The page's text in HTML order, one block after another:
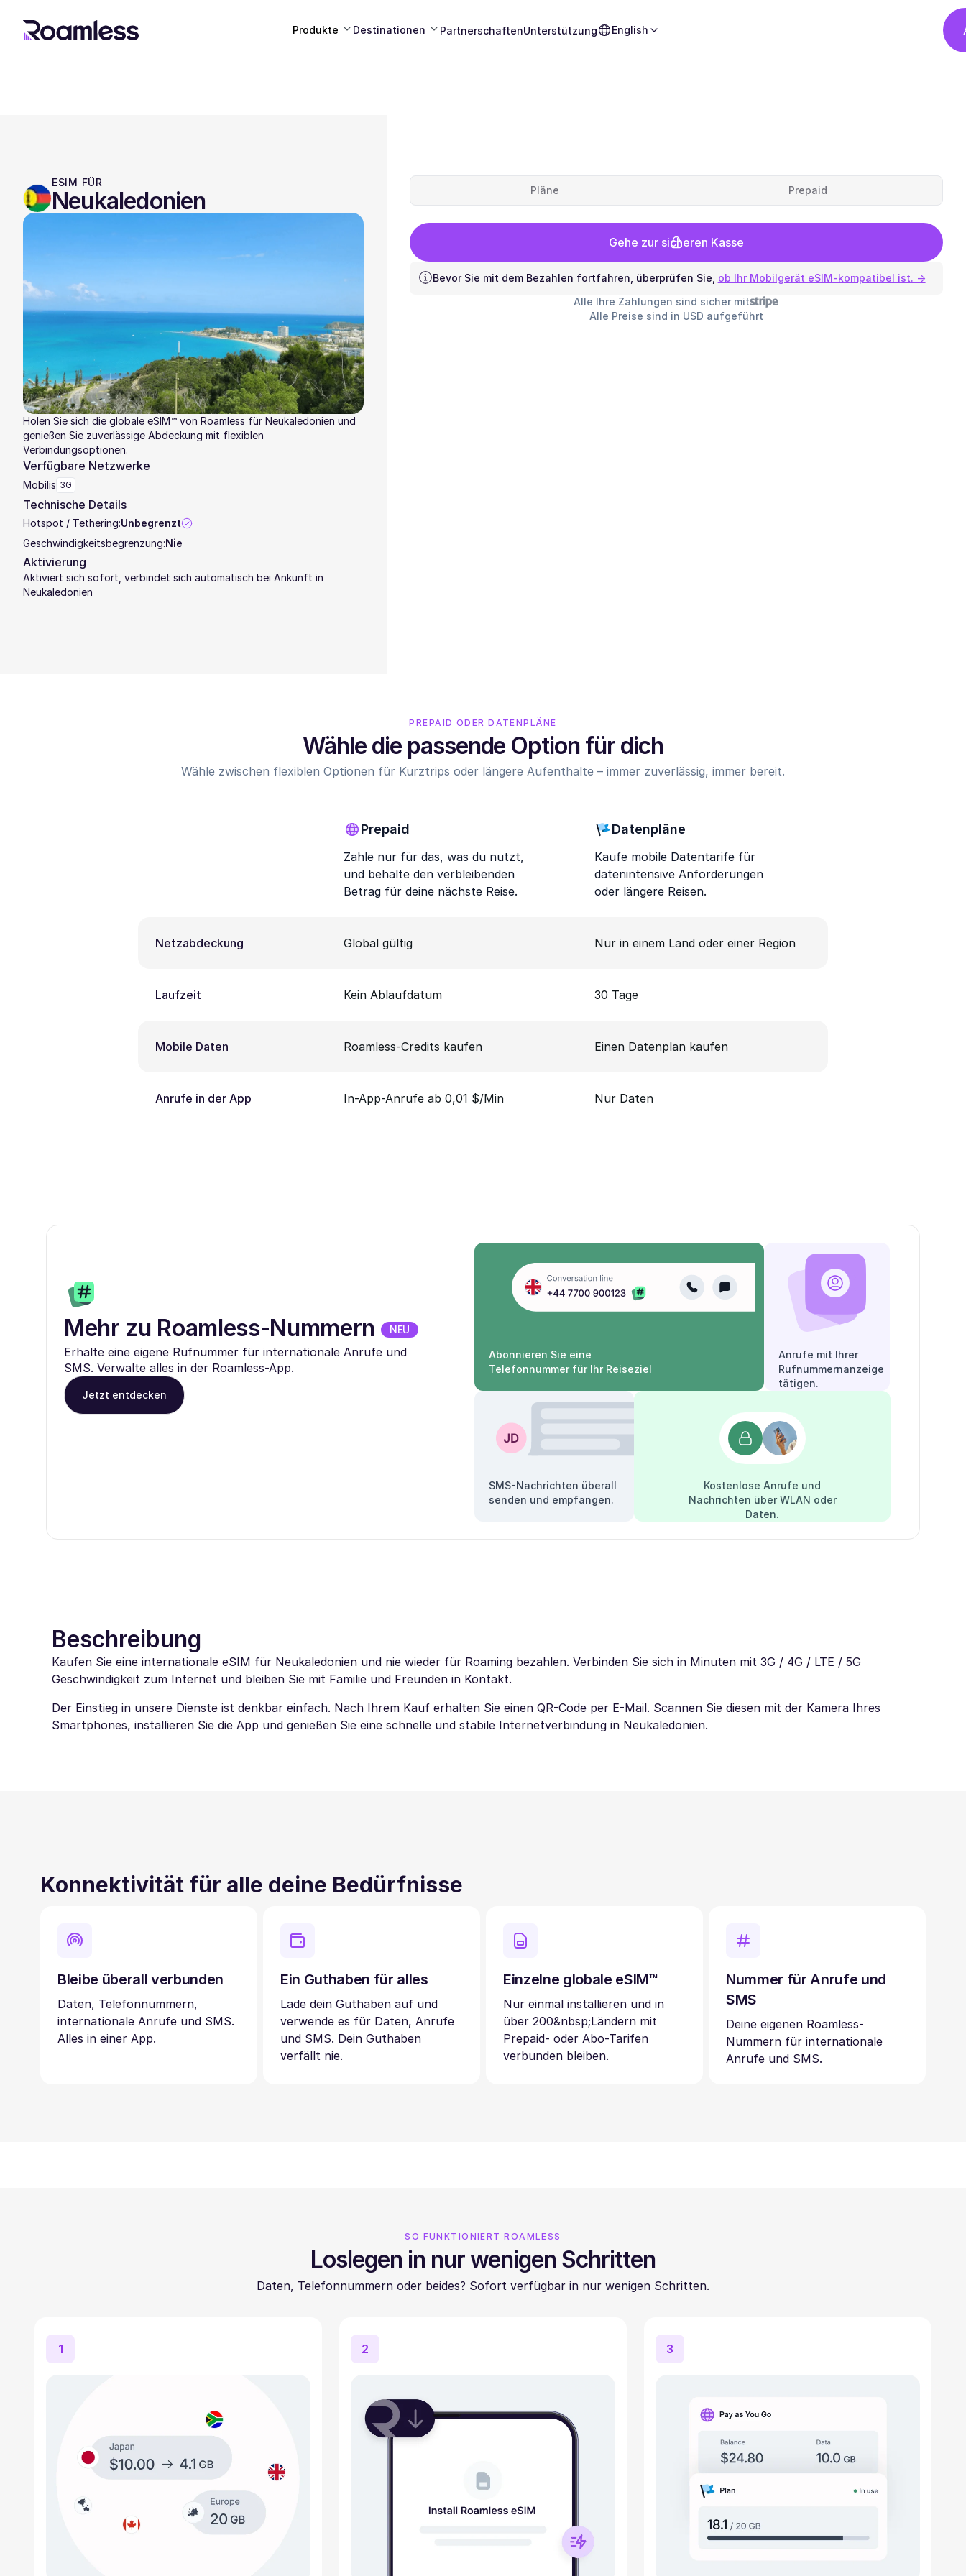
Produkte Destinationen PartnerschaftenUnterstützung English
ESIM FÜR
Neukaledonien
Holen Sie sich die globale eSIM™ von Roamless für Neukaledonien und
genießen Sie zuverlässige Abdeckung mit flexiblen
Verbindungsoptionen.
Verfügbare Netzwerke
Mobilis 3G
Technische Details
Hotspot / Tethering:Unbegrenzt
Geschwindigkeitsbegrenzung:Nie
Aktivierung
Aktiviert sich sofort, verbindet sich automatisch bei Ankunft in
Neukaledonien
Pläne Prepaid
Gehe zur sicheren Kasse
Bevor Sie mit dem Bezahlen fortfahren, überprüfen Sie, ob Ihr Mobilgerät eSIM-kompatibel ist. →
Alle Ihre Zahlungen sind sicher mit
Alle Preise sind in USD aufgeführt
PREPAID ODER DATENPLÄNE
Wähle die passende Option für dich
Wähle zwischen flexiblen Optionen für Kurztrips oder längere Aufenthalte – immer zuverlässig, immer bereit.
Prepaid
Zahle nur für das, was du nutzt,
und behalte den verbleibenden
Betrag für deine nächste Reise.
Datenpläne
Kaufe mobile Datentarife für
datenintensive Anforderungen
oder längere Reisen.
Netzabdeckung Global gültig Nur in einem Land oder einer Region
Laufzeit Kein Ablaufdatum 30 Tage
Mobile Daten Roamless-Credits kaufen Einen Datenplan kaufen
Anrufe in der App In-App-Anrufe ab 0,01 $/Min Nur Daten
Mehr zu Roamless-Nummern NEU
Erhalte eine eigene Rufnummer für internationale Anrufe und
SMS. Verwalte alles in der Roamless-App.
Jetzt entdecken
Abonnieren Sie eine
Telefonnummer für Ihr Reiseziel
Anrufe mit Ihrer
Rufnummernanzeige
tätigen.
SMS-Nachrichten überall
senden und empfangen.
Kostenlose Anrufe und
Nachrichten über WLAN oder
Daten.
Beschreibung
Kaufen Sie eine internationale eSIM für Neukaledonien und nie wieder für Roaming bezahlen. Verbinden Sie sich in Minuten mit 3G / 4G / LTE / 5G
Geschwindigkeit zum Internet und bleiben Sie mit Familie und Freunden in Kontakt.
Der Einstieg in unsere Dienste ist denkbar einfach. Nach Ihrem Kauf erhalten Sie einen QR-Code per E-Mail. Scannen Sie diesen mit der Kamera Ihres
Smartphones, installieren Sie die App und genießen Sie eine schnelle und stabile Internetverbindung in Neukaledonien.
Konnektivität für alle deine Bedürfnisse
Bleibe überall verbunden
Daten, Telefonnummern,
internationale Anrufe und SMS.
Alles in einer App.
Ein Guthaben für alles
Lade dein Guthaben auf und
verwende es für Daten, Anrufe
und SMS. Dein Guthaben
verfällt nie.
Einzelne globale eSIM™
Nur einmal installieren und in
über 200&nbsp;Ländern mit
Prepaid- oder Abo-Tarifen
verbunden bleiben.
Nummer für Anrufe und
SMS
Deine eigenen Roamless-
Nummern für internationale
Anrufe und SMS.
SO FUNKTIONIERT ROAMLESS
Loslegen in nur wenigen Schritten
Daten, Telefonnummern oder beides? Sofort verfügbar in nur wenigen Schritten.
1 2 3